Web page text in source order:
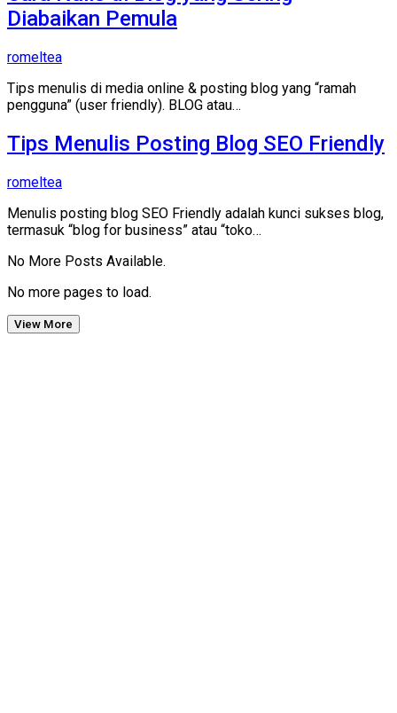
Diabaikan Pemula
romeltea
Tips menulis di media online & posting blog yang “ramah
pengguna” (user friendly). BLOG atau…
Tips Menulis Posting Blog SEO Friendly
romeltea
Menulis posting blog SEO Friendly adalah kunci sukses blog,
termasuk “blog for business” atau “toko…
No More Posts Available.
No more pages to load.
View More